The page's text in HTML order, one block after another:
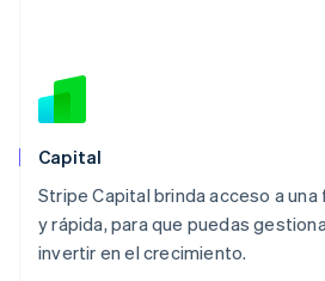
Capital
Stripe Capital brinda acceso a
y rápida, para que puedas
invertir en el crecimiento.
Malta
México
Español
English
Nueva Zelanda
English